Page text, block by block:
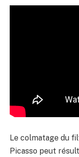
Le colmatage du
Picasso peut